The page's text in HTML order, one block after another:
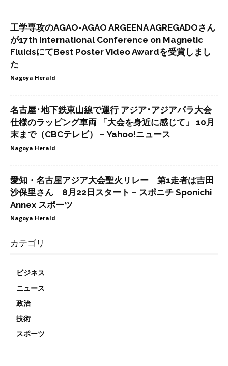
工学専攻のAGAO-AGAO ARGEENA AGREGADOさん
が17th International Conference on Magnetic
FluidsにてBest Poster Video Awardを受賞しまし
た
Nagoya Herald
名古屋･地下鉄東山線で運行 アジア･アジアパラ大会
仕様のラッピング車両 「大会を身近に感じて」 10月
末まで（CBCテレビ） – Yahoo!ニュース
Nagoya Herald
愛知・名古屋アジア大会聖火リレー 第1走者は吉田
沙保里さん 8月22日スタート – スポニチ Sponichi
Annex スポーツ
Nagoya Herald
カテゴリ
ビジネス
ニュース
政治
技術
スポーツ